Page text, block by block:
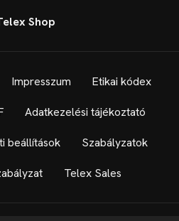
Shop
Impresszum Etikai kódex
Adatkezelési tájékoztató
beállítások Szabályzatok
Telex Sales